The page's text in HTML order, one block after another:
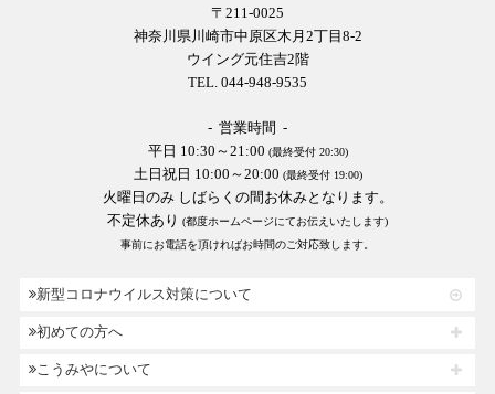
〒211-0025
神奈川県川崎市中原区木月2丁目8-2
ウイング元住吉2階
TEL. 044-948-9535
- 営業時間 -
平日 10:30～21:00 (最終受付 20:30)
土日祝日 10:00～20:00 (最終受付 19:00)
火曜日のみ しばらくの間お休みとなります。
不定休あり (都度ホームページにてお伝えいたします)
事前にお電話を頂ければお時間のご対応致します。
新型コロナウイルス対策について
初めての方へ
こうみやについて